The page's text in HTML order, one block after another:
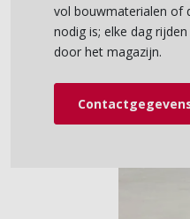
vol bouwmaterialen of
nodig is; elke dag
door het magazijn.